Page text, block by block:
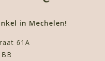
in Mechelen!
61A